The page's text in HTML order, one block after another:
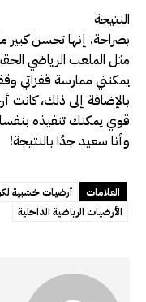
النتيجة
بصراحة، إنها تحسن كبير
مثل الملعب الرياضي
يمكنني ممارسة قفزاتي
بالإضافة إلى ذلك، كانت
قوي يمكنك تنفيذه بنفسك
وأنا سعيد جدًا بالنتيجة!
العلامات أرضيات خشبية
الأرضيات الرياضية الداخلية